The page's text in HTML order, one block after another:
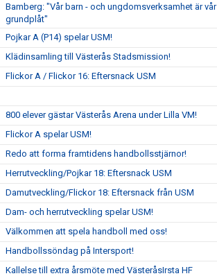
Bamberg: "Vår barn - och ungdomsverksamhet är vår
grundplåt"
Pojkar A (P14) spelar USM!
Klädinsamling till Västerås Stadsmission!
Flickor A / Flickor 16: Eftersnack USM
800 elever gästar Västerås Arena under Lilla VM!
Flickor A spelar USM!
Redo att forma framtidens handbollsstjärnor!
Herrutveckling/Pojkar 18: Eftersnack USM
Damutveckling/Flickor 18: Eftersnack från USM
Dam- och herrutveckling spelar USM!
Välkommen att spela handboll med oss!
Handbollssöndag på Intersport!
Kallelse till extra årsmöte med VästeråsIrsta HF